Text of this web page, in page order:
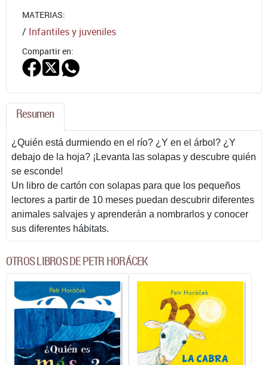
MATERIAS:
/ Infantiles y juveniles
Compartir en:
Resumen
¿Quién está durmiendo en el río? ¿Y en el árbol? ¿Y
debajo de la hoja? ¡Levanta las solapas y descubre quién
se esconde!
Un libro de cartón con solapas para que los pequeños
lectores a partir de 10 meses puedan descubrir diferentes
animales salvajes y aprenderán a nombrarlos y conocer
sus diferentes hábitats.
OTROS LIBROS DE PETR HORÁCEK